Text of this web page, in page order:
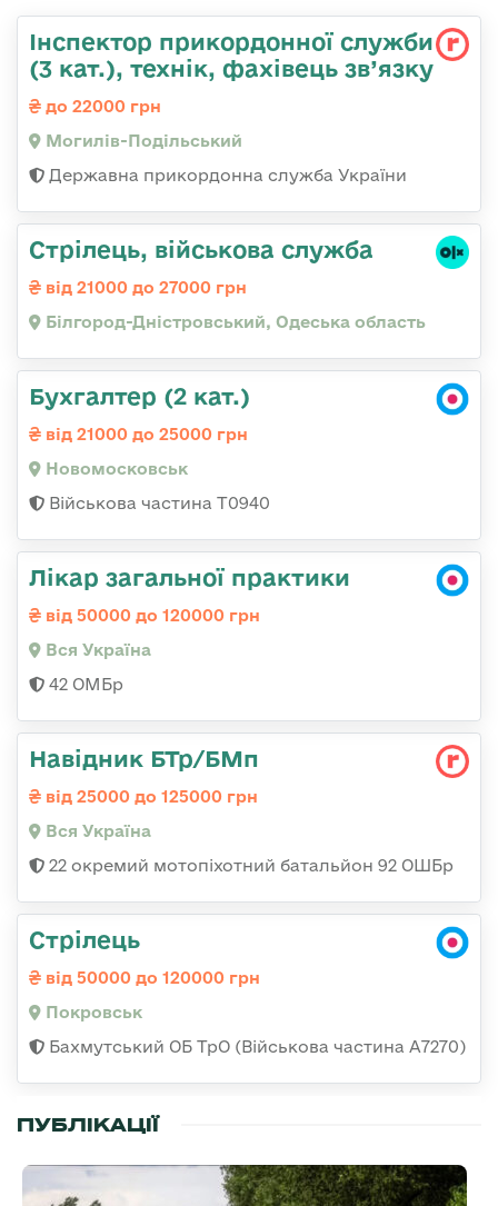
Інспектор прикордонної служби
(3 кат.), технік, фахівець зв’язку
до 22000 грн
Могилів-Подільський
Державна прикордонна служба України
Стрілець, військова служба
від 21000 до 27000 грн
Білгород-Дністровський, Одеська область
Бухгалтер (2 кат.)
від 21000 до 25000 грн
Новомосковськ
Військова частина Т0940
Лікар загальної практики
від 50000 до 120000 грн
Вся Україна
42 ОМБр
Навідник БТр/БМп
від 25000 до 125000 грн
Вся Україна
22 окремий мотопіхотний батальйон 92 ОШБр
Стрілець
від 50000 до 120000 грн
Покровськ
Бахмутський ОБ ТрО (Військова частина А7270)
ПУБЛІКАЦІЇ